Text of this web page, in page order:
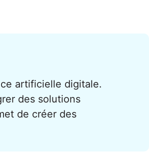
artificielle digitale.
des solutions
de créer des